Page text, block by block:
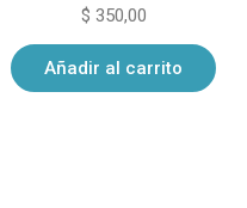
$ 350,00
Añadir al carrito